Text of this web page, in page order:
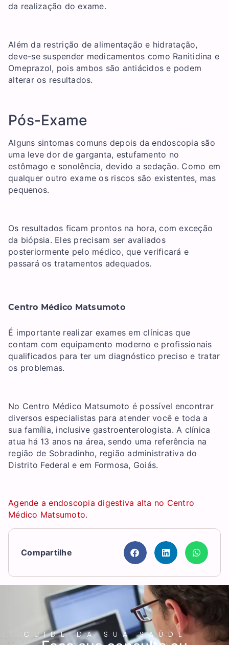
da realização do exame.
Além da restrição de alimentação e hidratação,
deve-se suspender medicamentos como Ranitidina e
Omeprazol, pois ambos são antiácidos e podem
alterar os resultados.
Pós-Exame
Alguns sintomas comuns depois da endoscopia são
uma leve dor de garganta, estufamento no
estômago e sonolência, devido a sedação. Como em
qualquer outro exame os riscos são existentes, mas
pequenos.
Os resultados ficam prontos na hora, com exceção
da biópsia. Eles precisam ser avaliados
posteriormente pelo médico, que verificará e
passará os tratamentos adequados.
Centro Médico Matsumoto
É importante realizar exames em clínicas que
contam com equipamento moderno e profissionais
qualificados para ter um diagnóstico preciso e tratar
os problemas.
No Centro Médico Matsumoto é possível encontrar
diversos especialistas para atender você e toda a
sua família, inclusive gastroenterologista. A clínica
atua há 13 anos na área, sendo uma referência na
região de Sobradinho, região administrativa do
Distrito Federal e em Formosa, Goiás.
Agende a endoscopia digestiva alta no Centro
Médico Matsumoto.
Compartilhe
CUIDE DA SUA SAÚDE